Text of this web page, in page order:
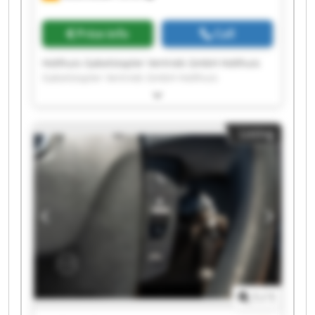
Price info Call
Holthuis Gabelstapler Vertrieb GmbH Holthuis
Gabelstapler Vertrieb GmbH Holthuis
Gabelstapler Vertrieb GmbH Holthuis
Gabelstapler Vertrieb GmbH Holthuis
Gabelstapler Vertrieb GmbH Holthuis
Gabelstapler Vertrieb GmbH Holthuis
Gabelstapler Vertrieb GmbH Holthuis
Gabelstapler Vertrieb GmbH Holthuis
Gabelstapler Vertrieb GmbH Holthuis
Gabelstapler Vertrieb GmbH Holthuis
Gabelstapler Vertrieb GmbH Holthuis
Gabelstapler Vertrieb GmbH Holthuis
Gabelstapler Vertrieb GmbH Holthuis
Gabelstapler Vertrieb GmbH Holthuis
Listing